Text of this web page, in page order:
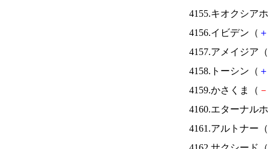
4155.キオクシア
4156.イビデン（ ＋
4157.アメイジア（
4158.トーシン（ ＋
4159.かさくま（ －
4160.エターナル
4161.アルトナー（